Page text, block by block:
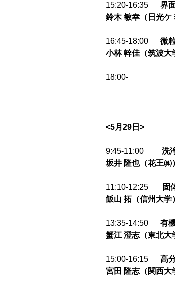
15:20-16:35 界
鈴木 敏幸（日光ケ
16:45-18:00 微
小林 幹佳（筑波大
18:00-
<5月29日>
9:45-11:00 洗
坂井 隆也（花王㈱
11:10-12:25
固
飯山 拓（信州大学
13:35-14:50 有
蟹江 澄志（東北大
15:00-16:15 高
宮田 隆志（関西大